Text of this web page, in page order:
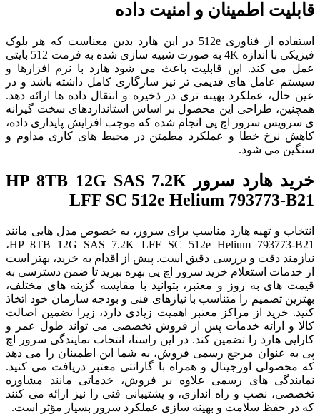
قابلیت اطمینان و امنیت داده
استفاده از فناوری 512e در این هارد بدین معناست که هر بلوک
فیزیکی با اندازه 4K به صورت شبیه سازی شده به فرمت 512 بایتی
عمل می کند. این قابلیت باعث می شود هارد با نرم افزارها و
سیستم عامل های قدیمی تر نیز سازگاری کامل داشته باشد و در
عین حال، عملکرد بهینه تری در ذخیره و انتقال داده ها ارائه دهد.
همچنین، طراحی این محصول بر اساس استانداردهای سخت گیرانه
ی سرویس سرور اچ پی انجام شده که موجب افزایش پایداری داده،
کاهش نرخ خطا و عملکرد مطمئن در محیط های کاری مداوم و
سنگین می شود.
خرید هارد سرور HP 8TB 12G SAS 7.2K
LFF SC 512e Helium 793773-B21
انتخاب و تهیه هارد مناسب برای سرور، به خصوص مدل هایی مانند
HP 8TB 12G SAS 7.2K LFF SC 512e Helium 793773-B21،
نیازمند دقت و بررسی دقیق است. پیش از اقدام به خرید، بهتر است
از خدمات استعلام خرید سرور اچ پی بهره ببرید تا ضمن دسترسی به
قیمت های به روز و معتبر، بتوانید با مقایسه گزینه های مختلف،
بهترین تصمیم را متناسب با نیازهای فنی و بودجه سازمان خود اتخاذ
کنید. خرید از مراکز معتبر اهمیت زیادی دارد، زیرا تضمین اصالت
کالا و ارائه خدمات پس از فروش تخصصی می تواند طول عمر و
کارایی هارد را تضمین کند. در این راستا، انتخاب نمایندگی سرور اچ
پی به عنوان مرجع رسمی فروش، به شما این اطمینان را می دهد
که محصولی اورجینال و همراه با گارانتی معتبر دریافت می کنید.
نمایندگی های رسمی علاوه بر فروش، خدماتی مانند مشاوره
تخصصی، نصب و راه اندازی، و پشتیبانی فنی را نیز ارائه می کنند
که در حفظ سلامت و بهینه سازی عملکرد سرور بسیار مؤثر است.